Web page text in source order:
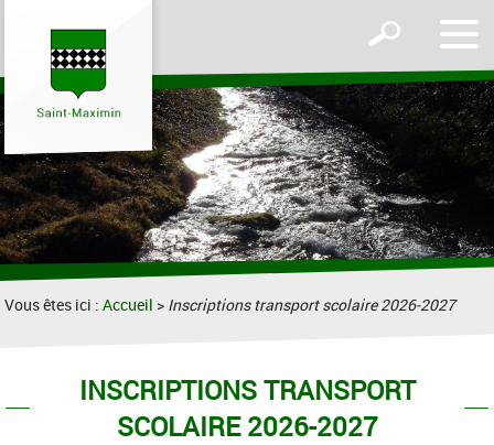
le
Afficher
formulaire
de
recherche
Vous êtes ici :Accueil > Inscriptions transport scolaire 2026-2027
INSCRIPTIONS TRANSPORT
SCOLAIRE 2026-2027